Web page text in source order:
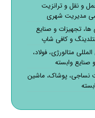
و نقل و ترانزیت
مدیریت شهری
ها، تجهیزات و صنایع
و کافی شاپ
متالورژی، فولاد،
صنایع وابسته
پوشاک، ماشین